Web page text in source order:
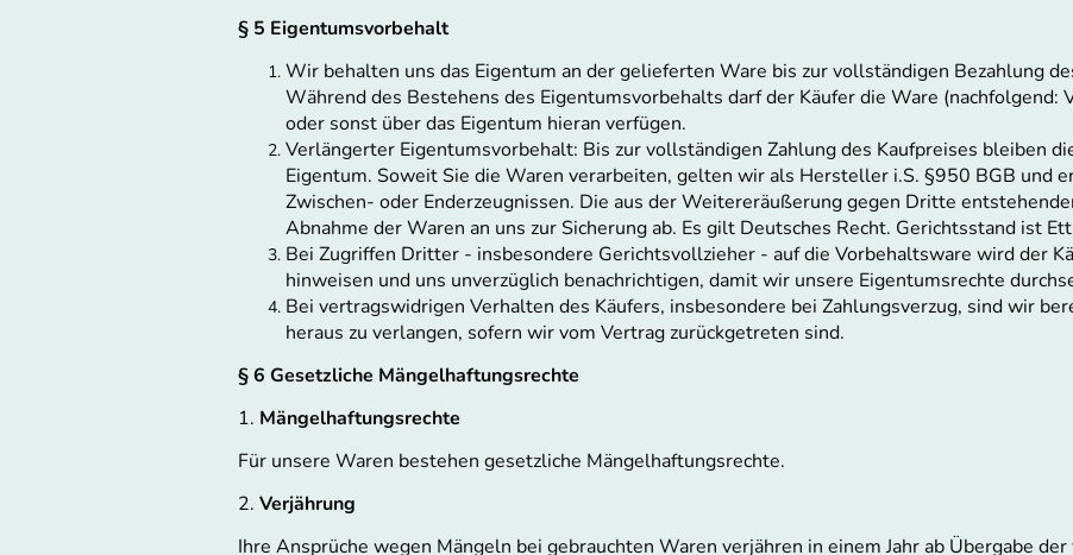
§ 5 Eigentumsvorbehalt
Wir behalten uns das Eigentum an der gelieferten Ware bis zur vollständigen Bezahlung
Während des Bestehens des Eigentumsvorbehalts darf der Käufer die Ware (nachfolgend:
oder sonst über das Eigentum hieran verfügen.
Verlängerter Eigentumsvorbehalt: Bis zur vollständigen Zahlung des Kaufpreises bleiben
Eigentum. Soweit Sie die Waren verarbeiten, gelten wir als Hersteller i.S. §950 BGB und
Zwischen- oder Enderzeugnissen. Die aus der Weitereräußerung gegen Dritte
Abnahme der Waren an uns zur Sicherung ab. Es gilt Deutsches Recht. Gerichtsstand ist
Bei Zugriffen Dritter - insbesondere Gerichtsvollzieher - auf die Vorbehaltsware wird der
hinweisen und uns unverzüglich benachrichtigen, damit wir unsere Eigentumsrechte
Bei vertragswidrigen Verhalten des Käufers, insbesondere bei Zahlungsverzug, sind wir
heraus zu verlangen, sofern wir vom Vertrag zurückgetreten sind.
§ 6 Gesetzliche Mängelhaftungsrechte
1. Mängelhaftungsrechte
Für unsere Waren bestehen gesetzliche Mängelhaftungsrechte.
2. Verjährung
Ihre Ansprüche wegen Mängeln bei gebrauchten Waren verjähren in einem Jahr ab Übergabe